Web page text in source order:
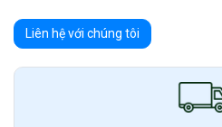
Liên hệ với chúng tôi